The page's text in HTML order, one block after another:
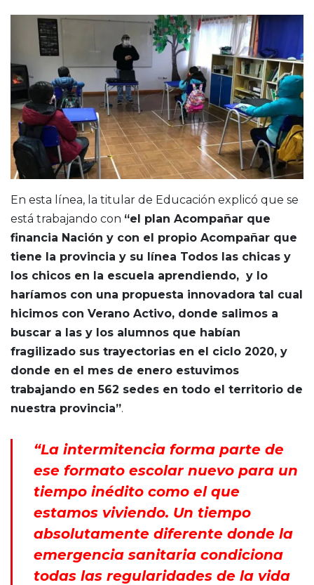
En esta línea, la titular de Educación explicó que se
está trabajando con “el plan Acompañar que
financia Nación y con el propio Acompañar que
tiene la provincia y su línea Todos las chicas y
los chicos en la escuela aprendiendo, y lo
haríamos con una propuesta innovadora tal cual
hicimos con Verano Activo, donde salimos a
buscar a las y los alumnos que habían
fragilizado sus trayectorias en el ciclo 2020, y
donde en el mes de enero estuvimos
trabajando en 562 sedes en todo el territorio de
nuestra provincia”.
“La intermitencia forma parte de
ese formato escolar nuevo para un
tiempo inédito como el que
estamos viviendo. Un tiempo
absolutamente diferente donde la
emergencia sanitaria condiciona
todas las regularidades de la vida